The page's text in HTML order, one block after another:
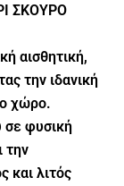
ΣΚΟΥΡΟ
αισθητική,
την ιδανική
χώρο.
σε φυσική
την
και λιτός